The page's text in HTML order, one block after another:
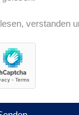
verstanden